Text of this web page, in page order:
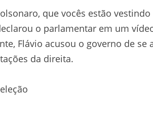
que vocês estão
o parlamentar em um
Flávio acusou o governo de
da direita.